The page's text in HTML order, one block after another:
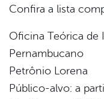
Confira a lista
Oficina Teórica de
Pernambucano
Petrônio Lorena
Público-alvo: a